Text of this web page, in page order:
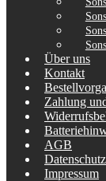
Über uns
Kontakt
Zahlung
AGB
Impressum